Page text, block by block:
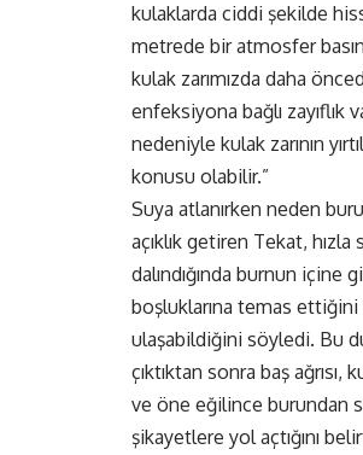
kulaklarda ciddi şekilde
metrede bir atmosfer
kulak zarımızda daha
enfeksiyona bağlı zayıflık
nedeniyle kulak zarının
konusu olabilir.”
Suya atlanırken neden
açıklık getiren Tekat, hızla
dalındığında burnun içine
boşluklarına temas
ulaşabildiğini söyledi. Bu
çıktıktan sonra baş
ve öne eğilince burundan
şikayetlere yol açtığını